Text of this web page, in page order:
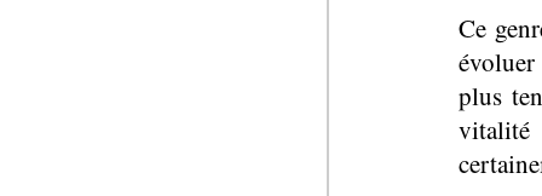
Ce
évoluer
plus
vitalité